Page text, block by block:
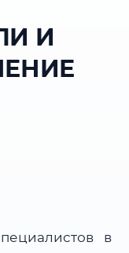
И
в